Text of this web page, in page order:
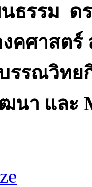
ธรรม ด
งคศาสต
รรณวิท
นา และ